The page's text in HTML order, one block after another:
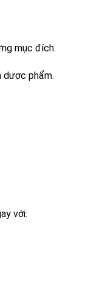
mục đích.
phẩm.
với: